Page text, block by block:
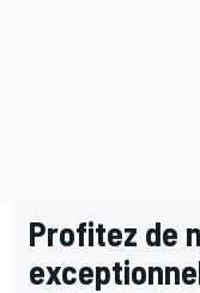
Profitez de